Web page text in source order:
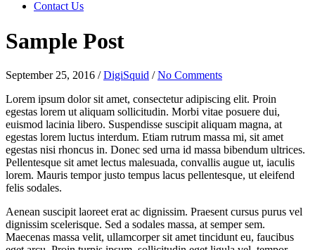
Contact Us
Sample Post
September 25, 2016 /DigiSquid /No Comments
Lorem ipsum dolor sit amet, consectetur adipiscing elit. Proin
egestas lorem ut aliquam sollicitudin. Morbi vitae posuere dui,
euismod lacinia libero. Suspendisse suscipit aliquam magna, at
egestas lorem luctus interdum. Etiam rutrum massa mi, sit amet
egestas nisi rhoncus in. Donec sed urna id massa bibendum ultrices.
Pellentesque sit amet lectus malesuada, convallis augue ut, iaculis
lorem. Mauris tempor justo tempus lacus pellentesque, ut eleifend
felis sodales.
Aenean suscipit laoreet erat ac dignissim. Praesent cursus purus vel
dignissim scelerisque. Sed a sodales massa, at semper sem.
Maecenas massa velit, ullamcorper sit amet tincidunt eu, faucibus